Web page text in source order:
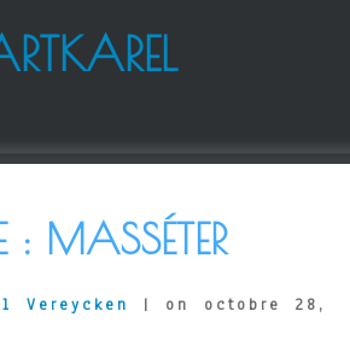
: MASSÉTER
Vereycken
| on octobre 28,